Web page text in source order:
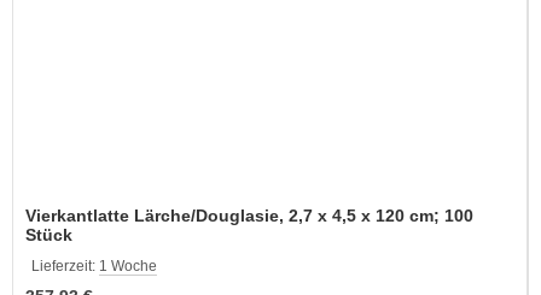
Vierkantlatte Lärche/Douglasie, 2,7 x 4,5 x 120 cm; 100
Stück
Lieferzeit: 1 Woche